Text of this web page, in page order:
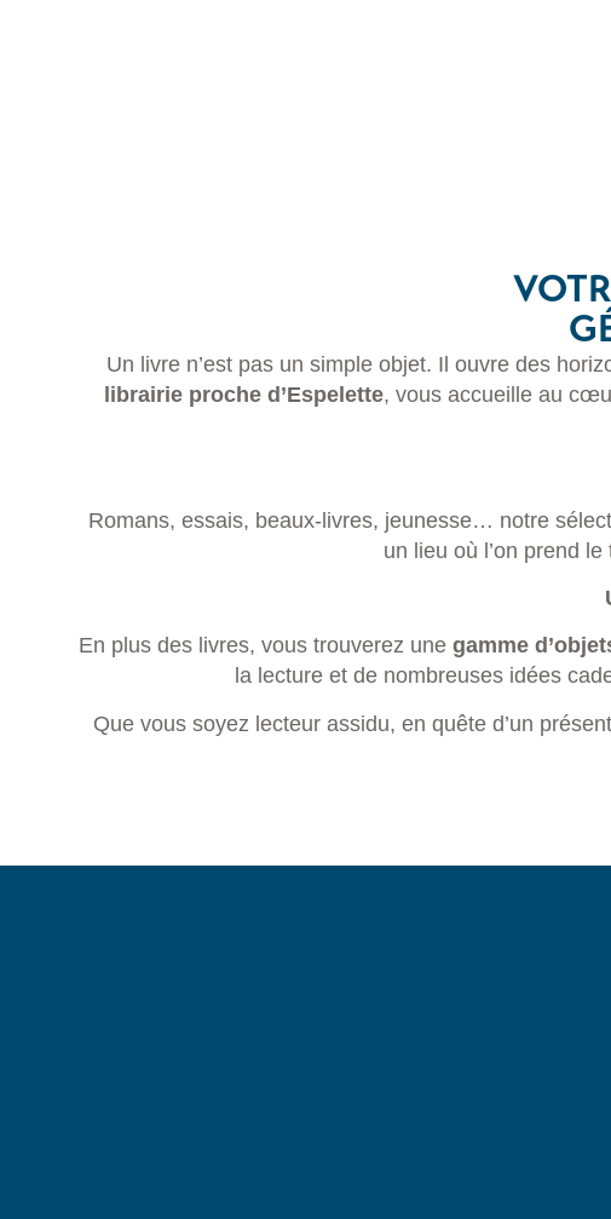
Un livre n’est pas un simple objet. Il ouvre des
librairie proche d’Espelette, vous accueille au
Romans, essais, beaux-livres, jeunesse… notre
un lieu où l’on prend
En plus des livres, vous trouverez une gamme
la lecture et de nombreuses idées
Que vous soyez lecteur assidu, en quête d’un